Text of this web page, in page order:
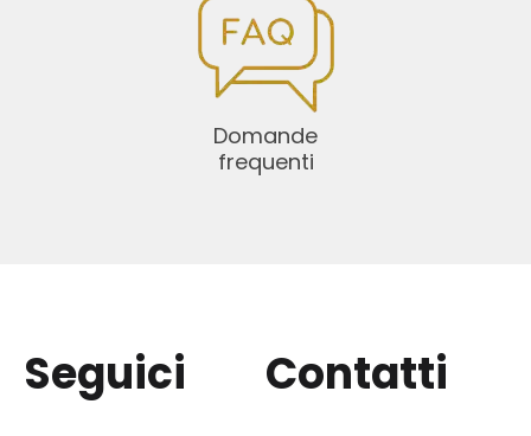
Domande
frequenti
Seguici Contatti